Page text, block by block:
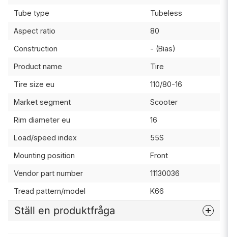
Tube type Tubeless
Aspect ratio 80
Construction - (Bias)
Product name Tire
Tire size eu 110/80-16
Market segment Scooter
Rim diameter eu 16
Load/speed index 55S
Mounting position Front
Vendor part number 11130036
Tread pattern/model K66
Ställ en produktfråga